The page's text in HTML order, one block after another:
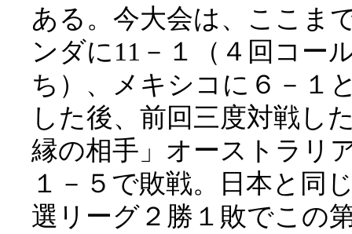
ある。今大会は、ここま
ンダに11－１（４回コー
ち）、メキシコに６－１
した後、前回三度対戦し
縁の相手」オーストラリ
１－５で敗戦。日本と同
選リーグ２勝１敗でこの